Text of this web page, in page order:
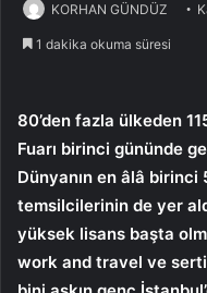
KORHAN GÜNDÜZ
1 dakika okuma süresi
80’den fazla ülkeden
Fuarı birinci gününde
Dünyanın en âlâ
temsilcilerinin de yer
yüksek lisans başta
work and travel ve